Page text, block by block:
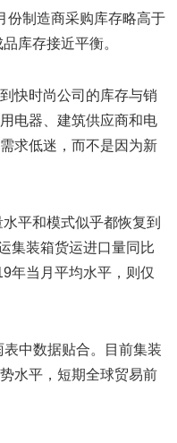
份制造商采购库存略高于
库存接近平衡。
快时尚公司的库存与销
电器、建筑供应商和电
求低迷，而不是因为新
平和模式似乎都恢复到
集装箱货运进口量同比
年当月平均水平，则仅
中数据贴合。目前集装
水平，短期全球贸易前